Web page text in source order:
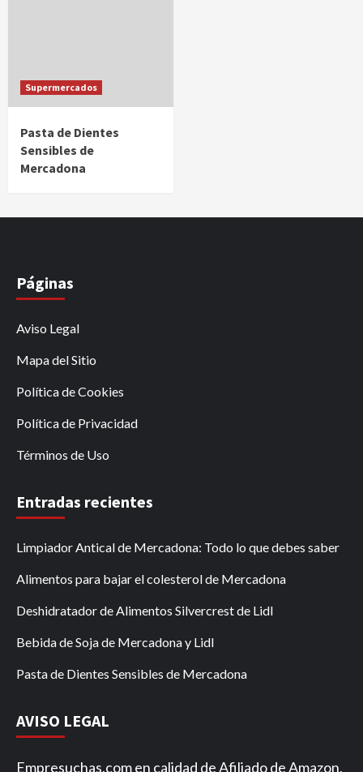
Supermercados
Pasta de Dientes
Sensibles de
Mercadona
Páginas
Aviso Legal
Mapa del Sitio
Política de Cookies
Política de Privacidad
Términos de Uso
Entradas recientes
Limpiador Antical de Mercadona: Todo lo que debes saber
Alimentos para bajar el colesterol de Mercadona
Deshidratador de Alimentos Silvercrest de Lidl
Bebida de Soja de Mercadona y Lidl
Pasta de Dientes Sensibles de Mercadona
AVISO LEGAL
Empresuchas.com en calidad de Afiliado de Amazon,